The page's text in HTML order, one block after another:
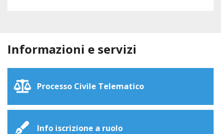
Informazioni e servizi
Processo Civile Telematico
Info iscrizione a ruolo